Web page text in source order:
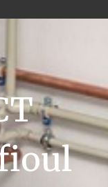
fioul